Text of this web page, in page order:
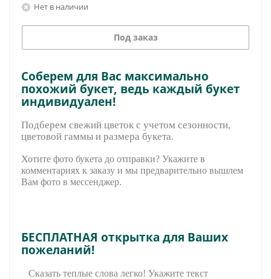
Нет в наличии
Под заказ
Соберем для Вас максимально
похожий букет, ведь каждый букет
индивидуален!
Подберем свежий цветок с учетом сезонности,
цветовой гаммы и размера букета.
Хотите фото букета до отправки? Укажите в
комментариях к заказу и мы предварительно вышлем
Вам фото в мессенджер.
БЕСПЛАТНАЯ открытка для Ваших
пожеланий!
Сказать теплые слова легко! Укажите текст